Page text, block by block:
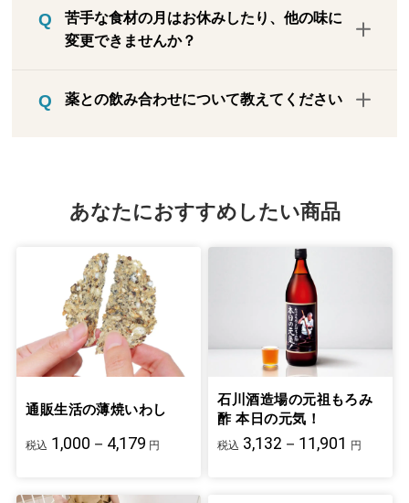
風味そのものは強くありません。※いわし
を釜ゆでにした後、粉末にして各味の粉末
ません。また、カルシウムは体内に貯めて
おくことができない成分ですので、毎日コ
／日なのに対し、骨そしょう症学会が推奨
約2500mg／日であり、薄焼いわしのカル
シウムは1枚あたり26mg。通常であればた
くさん食べても摂り過ぎの心配はございま
せん。
健康についてご心配な方は下記フリーダイ
ヤルでご相談を承ります。
養生食品フリーダイヤル：0120-250-730
※平日午前10時～午後4時まで
がりください。
す。
苦手な食材の月はお休みしたり、他の味に
変更できませんか？
す。また、苦手な食材の回はいわし100％
薬との飲み合わせについて教えてください
※平日午前10時～午後4時まで
あなたにおすすめしたい商品
通販生活の薄焼いわし
税込 1,000－4,179 円
石川酒造場の元祖もろみ
酢 本日の元気！
税込 3,132－11,901 円